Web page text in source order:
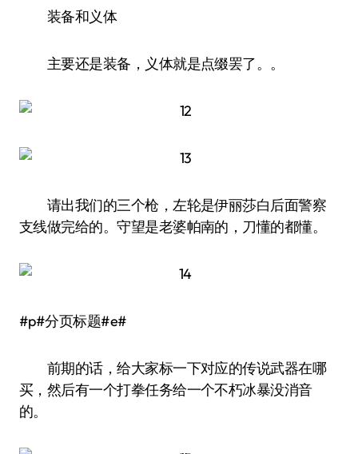
装备和义体
主要还是装备，义体就是点缀罢了。。
请出我们的三个枪，左轮是伊丽莎白后面警察
支线做完给的。守望是老婆帕南的，刀懂的都懂。
#p#分页标题#e#
前期的话，给大家标一下对应的传说武器在哪
买，然后有一个打拳任务给一个不朽冰暴没消音
的。